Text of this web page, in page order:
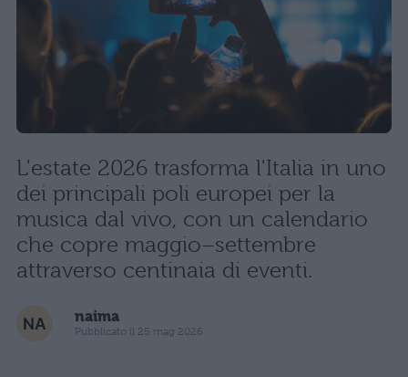
L'estate 2026 trasforma l'Italia in uno
dei principali poli europei per la
musica dal vivo, con un calendario
che copre maggio–settembre
attraverso centinaia di eventi.
naima
Pubblicato il 25 mag 2026